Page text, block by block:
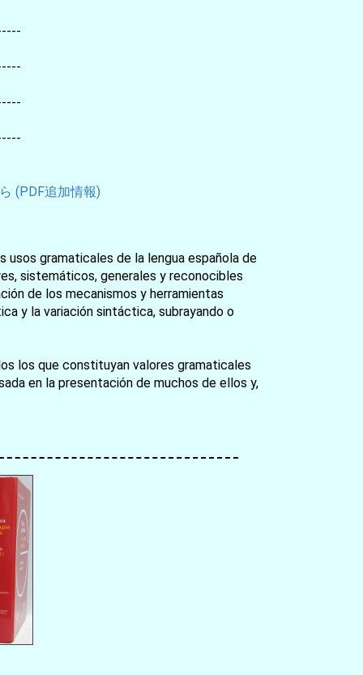
(PDF追加情報)
usos gramaticales de la lengua española de
sistemáticos, generales y reconocibles
de los mecanismos y herramientas
y la variación sintáctica, subrayando o
los que constituyan valores gramaticales
en la presentación de muchos de ellos y,